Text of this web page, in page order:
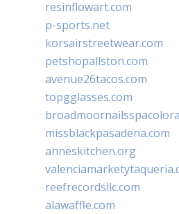
resinflowart.com
p-sports.net
korsairstreetwear.com
petshopallston.com
avenue26tacos.com
topgglasses.com
missblackpasadena.com
anneskitchen.org
reefrecordsllc.com
alawaffle.com